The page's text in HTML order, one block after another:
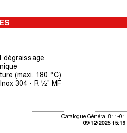
dégraissage
(maxi. 180 °C)
304 - R ½" MF
Catalogue Général 811-01
09/12/2025 15:19